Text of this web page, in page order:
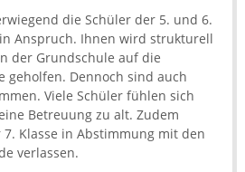
die Schüler der 5. und 6.
Anspruch. Ihnen wird strukturell
der Grundschule auf die
geholfen. Den­noch sind auch
Viele Schüler fühlen sich
Betreuung zu alt. Zudem
Klasse in Abstimmung mit den
verlassen.